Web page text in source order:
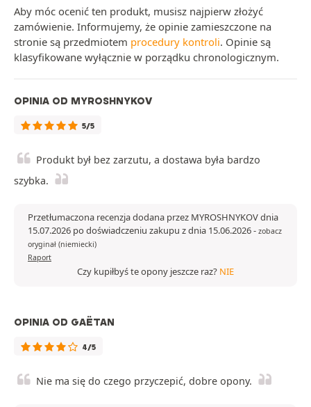
Aby móc ocenić ten produkt, musisz najpierw złożyć
zamówienie. Informujemy, że opinie zamieszczone na
stronie są przedmiotem procedury kontroli. Opinie są
klasyfikowane wyłącznie w porządku chronologicznym.
OPINIA OD MYROSHNYKOV
5/5
Produkt był bez zarzutu, a dostawa była bardzo
szybka.
Przetłumaczona recenzja dodana przez MYROSHNYKOV dnia
15.07.2026 po doświadczeniu zakupu z dnia 15.06.2026- zobacz
oryginał (niemiecki)
Raport
Czy kupiłbyś te opony jeszcze raz? NIE
OPINIA OD GAËTAN
4/5
Nie ma się do czego przyczepić, dobre opony.